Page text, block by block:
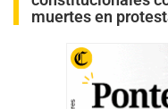
muertes en